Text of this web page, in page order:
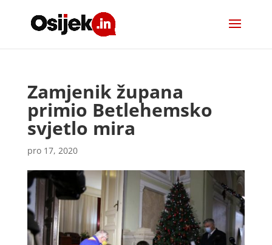
Zamjenik župana
primio Betlehemsko
svjetlo mira
pro 17, 2020